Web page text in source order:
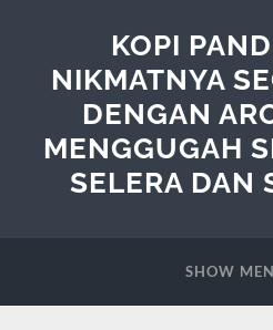
KOPI
NIKMATNYA
DENGAN
MENGGUGAH
SELERA DAN
SHOW